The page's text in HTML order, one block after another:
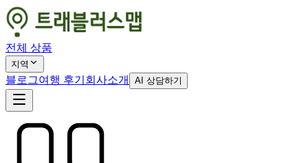
전체 상품
지역
블로그여행 후기 회사소개 AI 상담하기